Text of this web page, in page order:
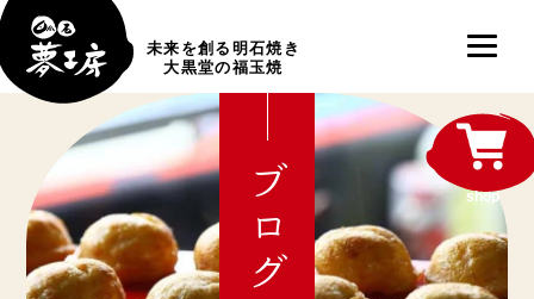
未来を創る明石焼き
大黒堂の福玉焼
ブログ shop